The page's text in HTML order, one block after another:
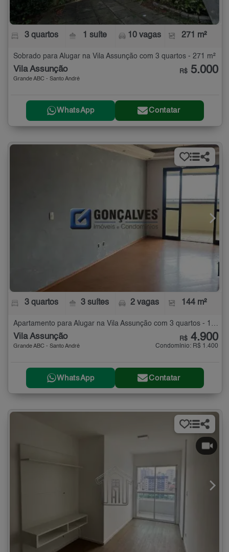
3 quartos 1 suíte 10 vagas 271 m²
Sobrado para Alugar na Vila Assunção com 3 quartos - 271 m²
Vila Assunção
Grande ABC - Santo André
R$ 5.000
WhatsApp Contatar
3 quartos 3 suítes 2 vagas 144 m²
Apartamento para Alugar na Vila Assunção com 3 quartos - 144 m²
Vila Assunção
Grande ABC - Santo André
R$ 4.900
Condomínio: R$ 1.400
WhatsApp Contatar